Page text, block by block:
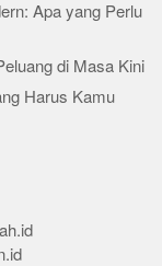
Apa yang Perlu
di Masa Kini
Harus Kamu